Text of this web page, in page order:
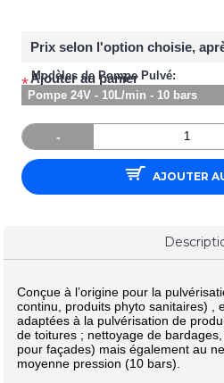
Prix selon l'option choisie,
Ajouter au panier
* Modèles de Pompe Pulvé:
Pompe 24V - 10L/min - 10 bars
-
AJOUTER
Conçue à l’origine pour la
continu, produits phyto sanitaires) ,
adaptées à la pulvérisation de
de toitures ; nettoyage de
pour façades) mais également au
moyenne pression (10 bars).